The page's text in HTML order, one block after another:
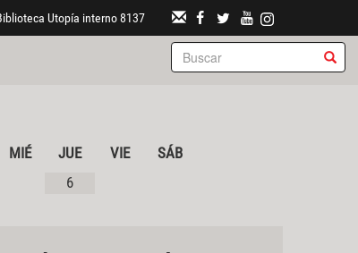
Utopía interno 8137
MIÉ JUE VIE
SÁB
6